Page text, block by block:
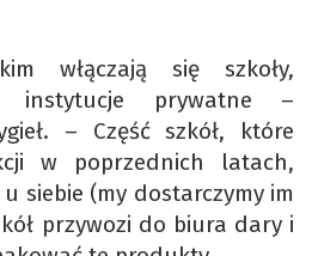
włączają się szkoły,
instytucje prywatne –
– Część szkół, które
w poprzednich latach,
siebie (my dostarczymy im
przywozi do biura dary i